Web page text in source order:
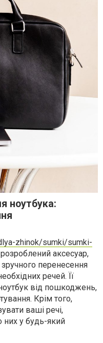
ноутбука:
zhinok/sumki/sumki-
аксесуар,
перенесення
речей. Її
від пошкоджень,
Крім того,
ваші речі,
них у будь-який